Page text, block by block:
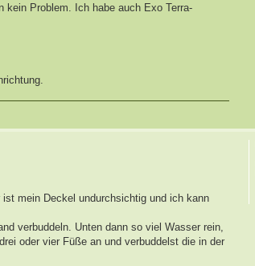
kein Problem. Ich habe auch Exo Terra-
mein Deckel undurchsichtig und ich kann
verbuddeln. Unten dann so viel Wasser rein,
oder vier Füße an und verbuddelst die in der